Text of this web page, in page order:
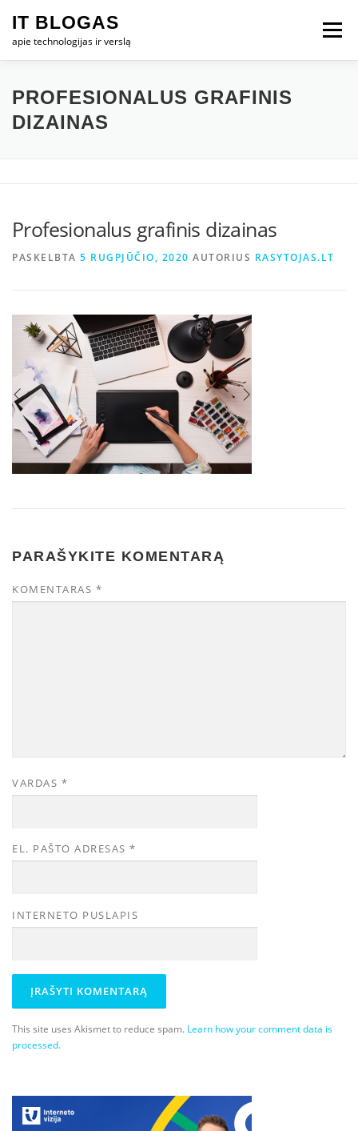
turinio
IT BLOGAS
apie technologijas ir verslą
Meniu
PRADŽIA IT VERSLAS KOMPIUTERIAI
PROFESIONALUS GRAFINIS
DIZAINAS
Profesionalus grafinis dizainas
PASKELBTA 5 RUGPJŪČIO, 2020 AUTORIUS RASYTOJAS.LT
PARAŠYKITE KOMENTARĄ
KOMENTARAS *
VARDAS *
EL. PAŠTO ADRESAS *
INTERNETO PUSLAPIS
This site uses Akismet to reduce spam. Learn how your comment data is
processed.